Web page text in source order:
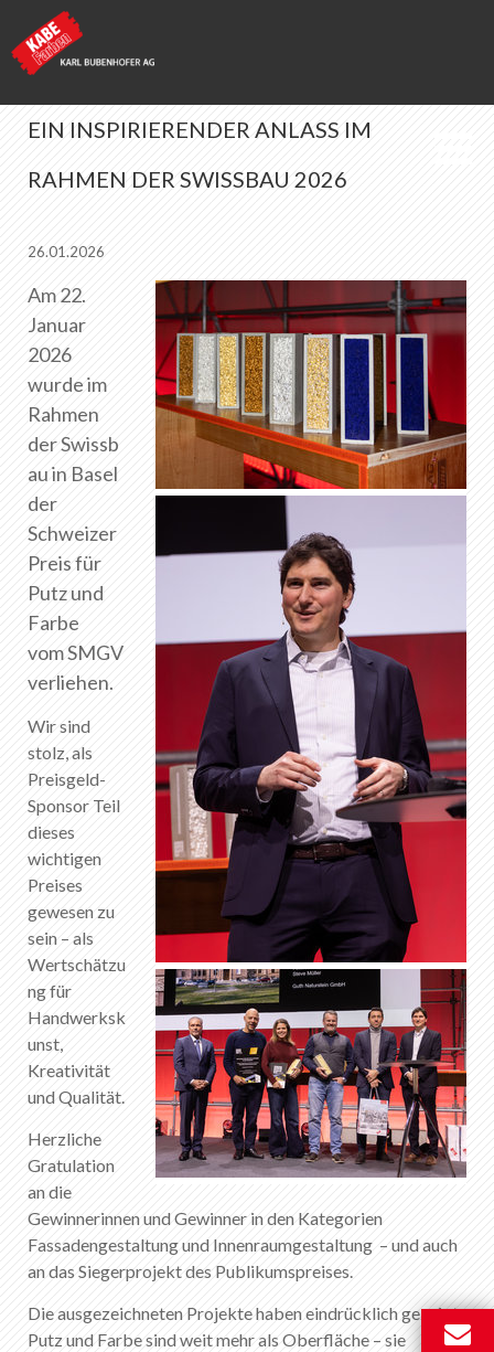
KABE Farben
News
Merkliste 0
Über KABE Farben
Downloads
Verkaufsstellen
DE
EIN INSPIRIERENDER ANLASS IM
RAHMEN DER SWISSBAU 2026
26.01.2026
Am 22.
Januar
2026
wurde im
Rahmen
der Swissb
au in Basel
der
Schweizer
Preis für
Putz und
Farbe
vom SMGV
verliehen.
Wir sind
stolz, als
Preisgeld-
Sponsor Teil
dieses
wichtigen
Preises
gewesen zu
sein – als
Wertschätzu
ng für
Handwerksk
unst,
Kreativität
und Qualität.
Herzliche
Gratulation
an die
Gewinnerinnen und Gewinner in den Kategorien
Fassadengestaltung und Innenraumgestaltung – und auch
an das Siegerprojekt des Publikumspreises.
Die ausgezeichneten Projekte haben eindrücklich gezeigt:
Putz und Farbe sind weit mehr als Oberfläche – sie